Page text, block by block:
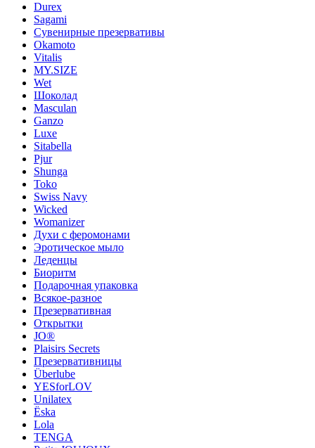
Durex
Sagami
Сувенирные презервативы
Okamoto
Vitalis
MY.SIZE
Wet
Шоколад
Masculan
Ganzo
Luxe
Sitabella
Pjur
Shunga
Toko
Swiss Navy
Wicked
Womanizer
Духи с феромонами
Эротическое мыло
Леденцы
Биоритм
Подарочная упаковка
Всякое-разное
Презервативная
Открытки
JO®
Plaisirs Secrets
Презервативницы
Überlube
YESforLOV
Unilatex
Ёska
Lola
TENGA